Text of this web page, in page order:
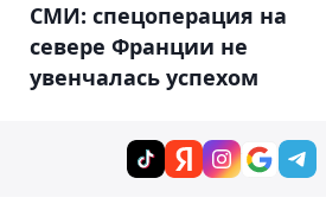
СМИ: спецоперация на
севере Франции не
увенчалась успехом